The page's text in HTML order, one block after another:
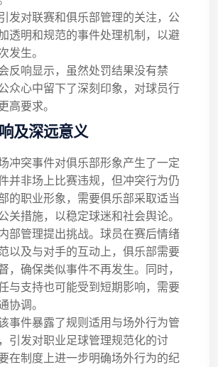
发对联赛和俱乐部管理的关注，公
透明和规范的事件处理机制，以避
发生。
反响显示，虽然处罚结果没有禁
众心中留下了深刻印象，对球员行
高要求。
及深远意义
冲突事件对俱乐部形象产生了一定
并非场上比赛违规，但冲突行为仍
的职业形象，需要俱乐部采取适当
关措施，以稳定球迷和社会舆论。
部管理提出挑战。球员在赛后情绪
以及与对手的互动上，俱乐部需要
，确保类似事件不再发生。同时，
与支持也可能受到短期影响，需要
协调。
事件暴露了规则适用与场外行为管
引发对职业足球管理规范化的讨
在制度上进一步明确场外行为的纪